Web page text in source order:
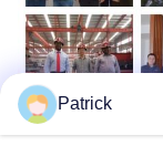
Patrick